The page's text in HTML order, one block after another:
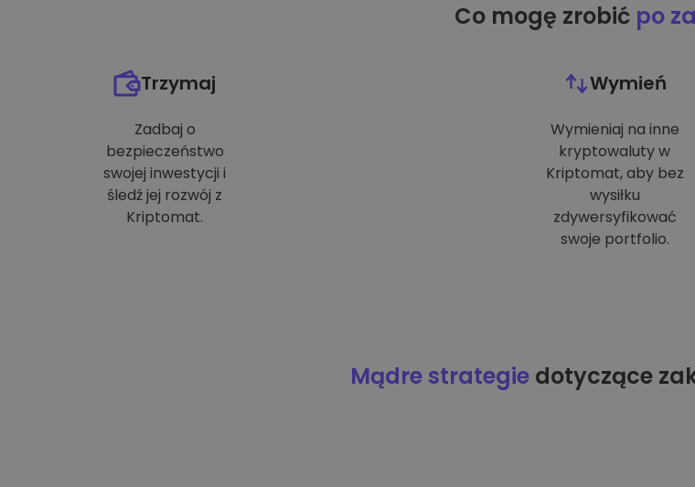
Co mogę zrobić po
Trzymaj
Zadbaj o
bezpieczeństwo
swojej inwestycji i
śledź jej rozwój z
Kriptomat.
Wymień
Wymieniaj na inne
kryptowaluty w
Kriptomat, aby bez
wysiłku
zdywersyfikować
swoje portfolio.
Mądre strategiedotyczące